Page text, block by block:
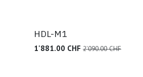
HDL-M1
1'881.00 CHF 2'090.00CHF